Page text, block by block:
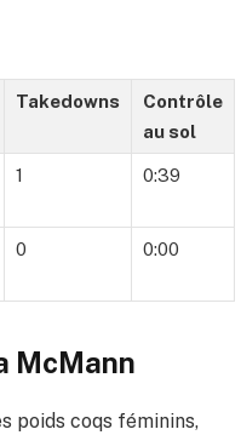
Takedowns
Contrôle
au sol
1 0:39
0 0:00
McMann
poids coqs féminins,